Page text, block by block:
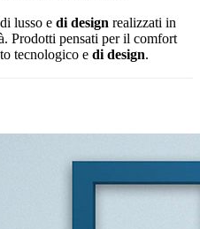
lusso e di design realizzati in
Prodotti pensati per il comfort
tecnologico e di design.